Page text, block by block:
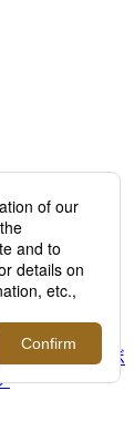
検索
×＜ダニエル
待望のコラボ